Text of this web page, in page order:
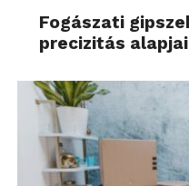
Fogászati
precizitás alapjai